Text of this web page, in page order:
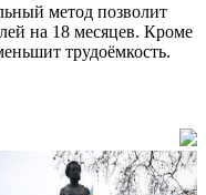
метод позволит
на 18 месяцев. Кроме
трудоёмкость.